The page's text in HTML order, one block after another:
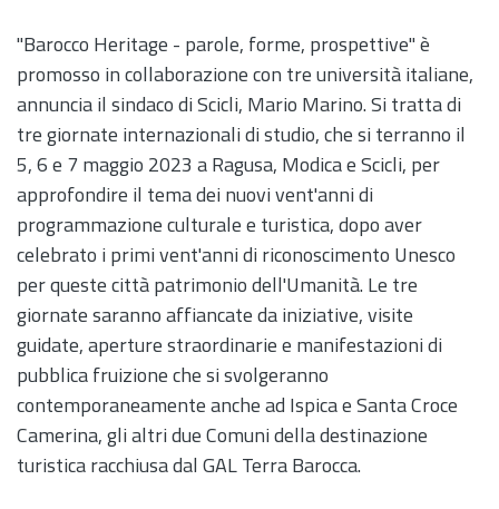
"Barocco Heritage - parole, forme, prospettive" è
promosso in collaborazione con tre università italiane,
annuncia il sindaco di Scicli, Mario Marino. Si tratta di
tre giornate internazionali di studio, che si terranno il
5, 6 e 7 maggio 2023 a Ragusa, Modica e Scicli, per
approfondire il tema dei nuovi vent'anni di
programmazione culturale e turistica, dopo aver
celebrato i primi vent'anni di riconoscimento Unesco
per queste città patrimonio dell'Umanità. Le tre
giornate saranno affiancate da iniziative, visite
guidate, aperture straordinarie e manifestazioni di
pubblica fruizione che si svolgeranno
contemporaneamente anche ad Ispica e Santa Croce
Camerina, gli altri due Comuni della destinazione
turistica racchiusa dal GAL Terra Barocca.